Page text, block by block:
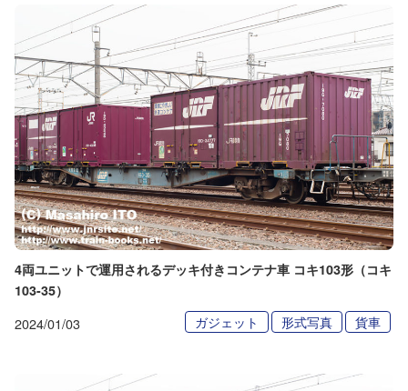
4両ユニットで運用されるデッキ付きコンテナ車 コキ103形（コキ
103-35）
2024/01/03 ガジェット 形式写真 貨車